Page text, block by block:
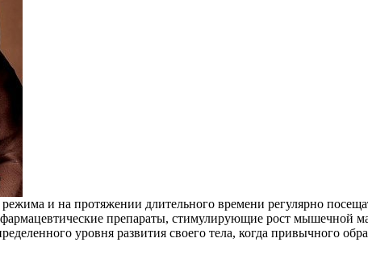
и на протяжении длительного времени регулярно
препараты, стимулирующие рост мышечной
уровня развития своего тела, когда привычного